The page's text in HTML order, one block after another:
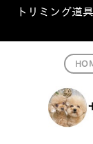
トリミング